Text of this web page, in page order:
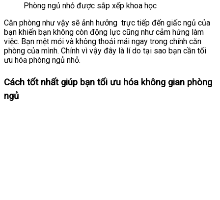
Phòng ngủ nhỏ được sắp xếp khoa học
Căn phòng như vậy sẽ ảnh hưởng trực tiếp đến giấc ngủ của
bạn khiến bạn không còn động lực cũng như cảm hứng làm
việc. Bạn mệt mỏi và không thoải mái ngay trong chính căn
phòng của mình. Chính vì vậy đây là lí do tại sao bạn cần tối
ưu hóa phòng ngủ nhỏ.
Cách tốt nhất giúp bạn tối ưu hóa không gian phòng
ngủ